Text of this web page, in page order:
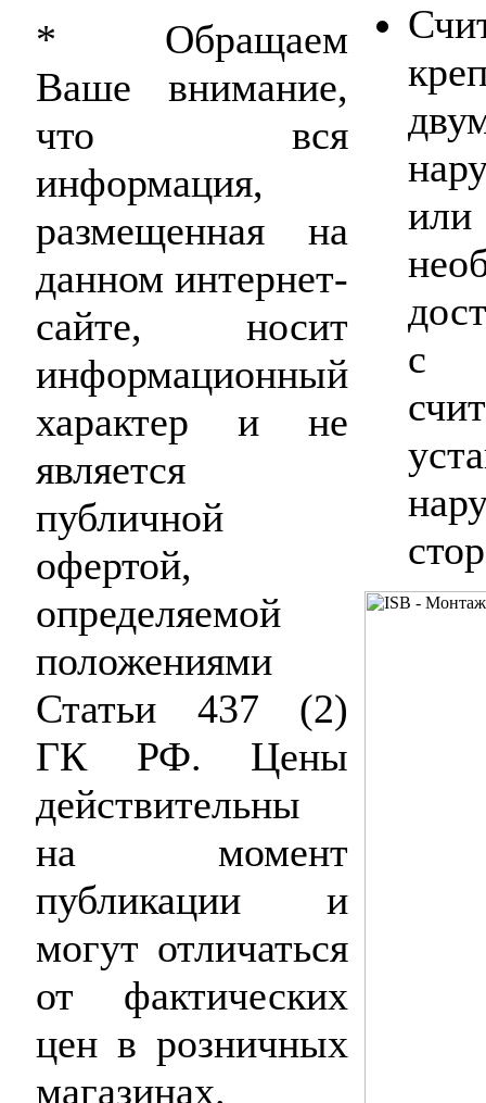
* Обращаем
Ваше внимание,
что вся
информация,
размещенная на
данном интернет-
сайте, носит
информационный
характер и не
является
публичной
офертой,
определяемой
положениями
Статьи 437 (2)
ГК РФ. Цены
действительны
на момент
публикации и
могут отличаться
от фактических
цен в розничных
магазинах.
с